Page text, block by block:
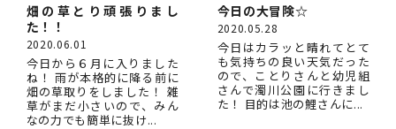
畑の草とり頑張りまし
た！！
2020.06.01
今日から６月に入りました
ね！ 雨が本格的に降る前に
畑の草取りをしました！ 雑
草がまだ小さいので、みん
なの力でも簡単に抜け...
今日の大冒険☆
2020.05.28
今日はカラッと晴れてとて
も気持ちの良い天気だった
ので、ことりさんと幼児組
さんで濁川公園に行きまし
た！ 目的は池の鯉さんに...